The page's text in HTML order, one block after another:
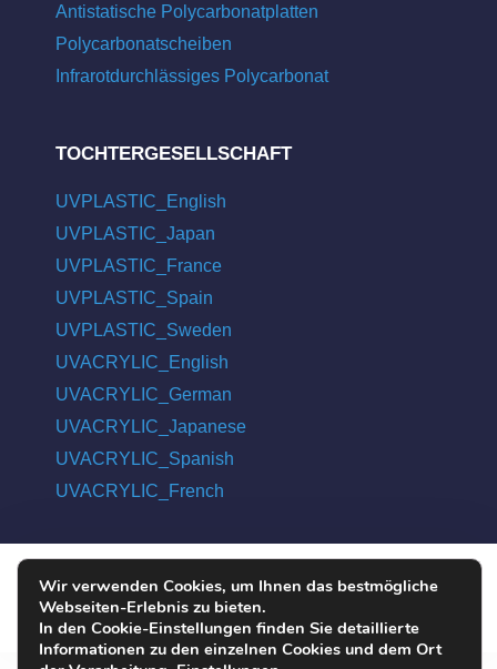
Antistatische Polycarbonatplatten
Polycarbonatscheiben
Infrarotdurchlässiges Polycarbonat
TOCHTERGESELLSCHAFT
UVPLASTIC_English
UVPLASTIC_Japan
UVPLASTIC_France
UVPLASTIC_Spain
UVPLASTIC_Sweden
UVACRYLIC_English
UVACRYLIC_German
UVACRYLIC_Japanese
UVACRYLIC_Spanish
UVACRYLIC_French
COPYRIGHT © 2004 - 2026 UVPLASTIC MATERIAL TECHNOLOGY
CO., LTD. ALL RIGHTS RESERVED
Wir verwenden Cookies, um Ihnen das bestmögliche
Webseiten-Erlebnis zu bieten.
In den Cookie-Einstellungen finden Sie detaillierte
Informationen zu den einzelnen Cookies und dem Ort